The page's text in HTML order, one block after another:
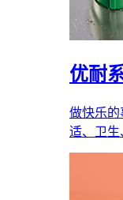
优耐
做快乐的
适、卫生